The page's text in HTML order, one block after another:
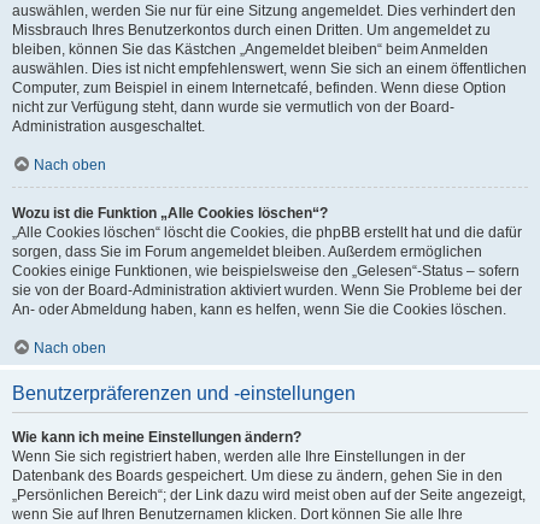
auswählen, werden Sie nur für eine Sitzung angemeldet. Dies verhindert den
Missbrauch Ihres Benutzerkontos durch einen Dritten. Um angemeldet zu
bleiben, können Sie das Kästchen „Angemeldet bleiben“ beim Anmelden
auswählen. Dies ist nicht empfehlenswert, wenn Sie sich an einem öffentlichen
Computer, zum Beispiel in einem Internetcafé, befinden. Wenn diese Option
nicht zur Verfügung steht, dann wurde sie vermutlich von der Board-
Administration ausgeschaltet.
Nach oben
Wozu ist die Funktion „Alle Cookies löschen“?
„Alle Cookies löschen“ löscht die Cookies, die phpBB erstellt hat und die dafür
sorgen, dass Sie im Forum angemeldet bleiben. Außerdem ermöglichen
Cookies einige Funktionen, wie beispielsweise den „Gelesen“-Status – sofern
sie von der Board-Administration aktiviert wurden. Wenn Sie Probleme bei der
An- oder Abmeldung haben, kann es helfen, wenn Sie die Cookies löschen.
Nach oben
Benutzerpräferenzen und -einstellungen
Wie kann ich meine Einstellungen ändern?
Wenn Sie sich registriert haben, werden alle Ihre Einstellungen in der
Datenbank des Boards gespeichert. Um diese zu ändern, gehen Sie in den
„Persönlichen Bereich“; der Link dazu wird meist oben auf der Seite angezeigt,
wenn Sie auf Ihren Benutzernamen klicken. Dort können Sie alle Ihre